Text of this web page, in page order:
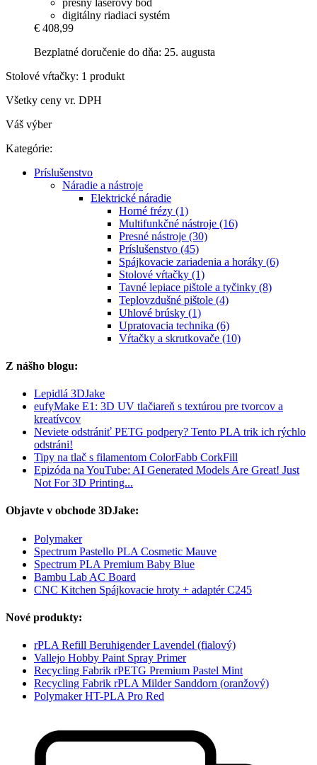
digitálny riadiaci systém
€ 408,99
Bezplatné doručenie do dňa: 25. augusta
Stolové vŕtačky: 1 produkt
Všetky ceny vr. DPH
Váš výber
Kategórie:
Príslušenstvo
Náradie a nástroje
Elektrické náradie
Horné frézy (1)
Multifunkčné nástroje (16)
Presné nástroje (30)
Príslušenstvo (45)
Spájkovacie zariadenia a horáky (6)
Stolové vŕtačky (1)
Tavné lepiace pištole a tyčinky (8)
Teplovzdušné pištole (4)
Uhlové brúsky (1)
Upratovacia technika (6)
Vŕtačky a skrutkovače (10)
Z nášho blogu:
Lepidlá 3DJake
eufyMake E1: 3D UV tlačiareň s textúrou pre tvorcov a
kreatívcov
Neviete odstrániť PETG podpery? Tento PLA trik ich rýchlo
odstráni!
Tipy na tlač s filamentom ColorFabb CorkFill
Epizóda na YouTube: AI Generated Models Are Great! Just
Not For 3D Printing...
Objavte v obchode 3DJake:
Polymaker
Spectrum Pastello PLA Cosmetic Mauve
Spectrum PLA Premium Baby Blue
Bambu Lab AC Board
CNC Kitchen Spájkovacie hroty + adaptér C245
Nové produkty:
rPLA Refill Beruhigender Lavendel (fialový)
Vallejo Hobby Paint Spray Primer
Recycling Fabrik rPETG Premium Pastel Mint
Recycling Fabrik rPLA Milder Sanddorn (oranžový)
Polymaker HT-PLA Pro Red